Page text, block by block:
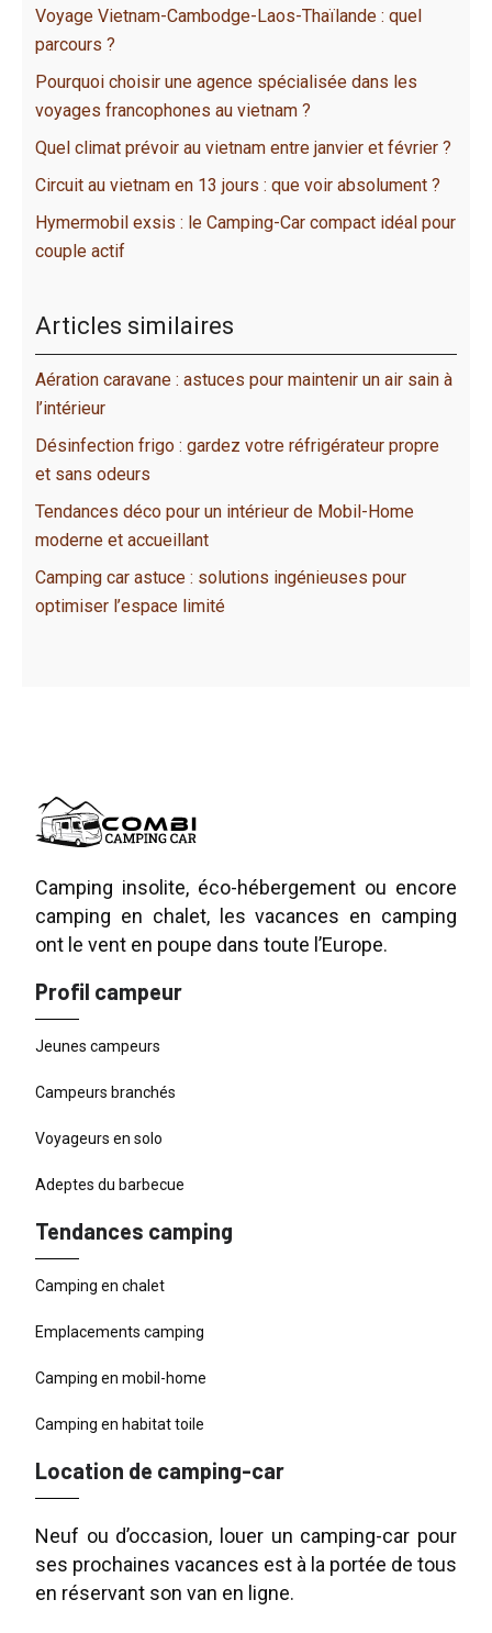
Voyage Vietnam-Cambodge-Laos-Thaïlande : quel
parcours ?
Pourquoi choisir une agence spécialisée dans les
voyages francophones au vietnam ?
Quel climat prévoir au vietnam entre janvier et février ?
Circuit au vietnam en 13 jours : que voir absolument ?
Hymermobil exsis : le Camping-Car compact idéal pour
couple actif
Articles similaires
Aération caravane : astuces pour maintenir un air sain à
l’intérieur
Désinfection frigo : gardez votre réfrigérateur propre
et sans odeurs
Tendances déco pour un intérieur de Mobil-Home
moderne et accueillant
Camping car astuce : solutions ingénieuses pour
optimiser l’espace limité
Camping insolite, éco-hébergement ou encore
camping en chalet, les vacances en camping
ont le vent en poupe dans toute l’Europe.
Profil campeur
Jeunes campeurs
Campeurs branchés
Voyageurs en solo
Adeptes du barbecue
Tendances camping
Camping en chalet
Emplacements camping
Camping en mobil-home
Camping en habitat toile
Location de camping-car
Neuf ou d’occasion, louer un camping-car pour
ses prochaines vacances est à la portée de tous
en réservant son van en ligne.